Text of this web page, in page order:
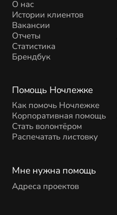
О нас
Истории клиентов
Вакансии
Отчеты
Статистика
Брендбук
Помощь Ночлежке
Как помочь Ночлежке
Корпоративная помощь
Стать волонтёром
Распечатать листовку
Мне нужна помощь
Адреса проектов